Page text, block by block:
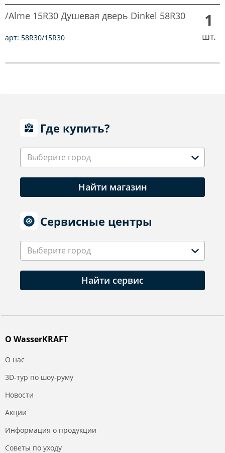
/Alme 15R30 Душевая дверь Dinkel 58R30
арт: 58R30/15R30
1
шт.
Где купить?
Выберите город
Найти магазин
Сервисные центры
Выберите город
Найти сервис
О WasserKRAFT
О нас
3D-тур по шоу-руму
Новости
Акции
Информация о продукции
Советы по уходу